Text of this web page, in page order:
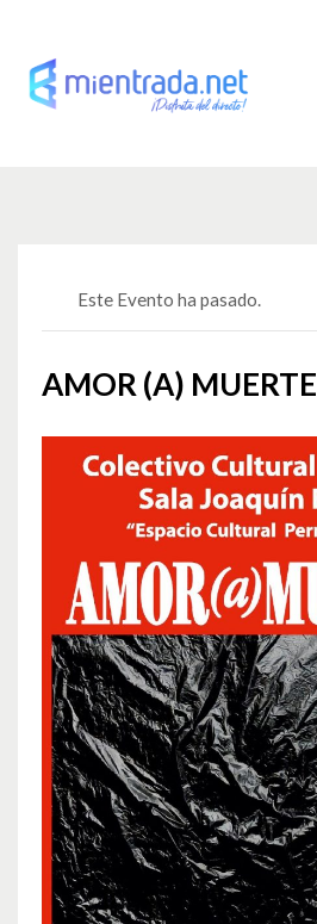
Este Evento ha pasado.
AMOR (A) MUERTE